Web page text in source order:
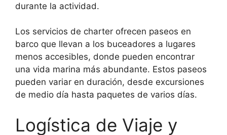
durante la actividad.
Los servicios de charter ofrecen paseos en
barco que llevan a los buceadores a lugares
menos accesibles, donde pueden encontrar
una vida marina más abundante. Estos paseos
pueden variar en duración, desde excursiones
de medio día hasta paquetes de varios días.
Logística de Viaje y